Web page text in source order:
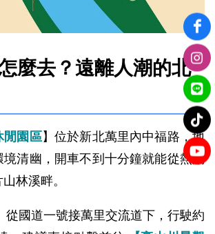
麼去？遠離人潮的北
閒園區】位於新北萬里內中福路，地
清幽，開車不到十分鐘就能從熱鬧
林溪畔。
從國道一號接萬里交流道下，行駛約